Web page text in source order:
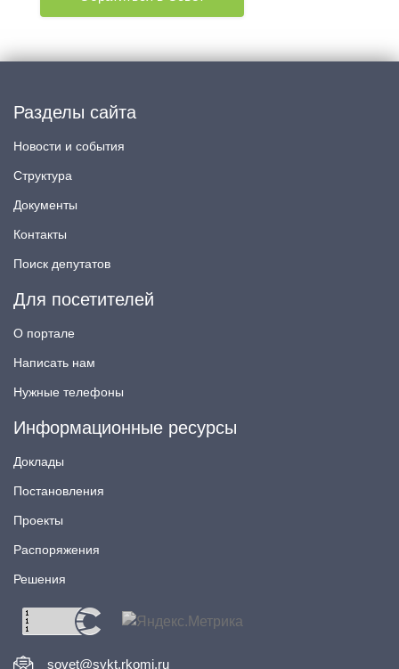
Разделы сайта
Новости и события
Структура
Документы
Контакты
Поиск депутатов
Для посетителей
О портале
Написать нам
Нужные телефоны
Информационные ресурсы
Доклады
Постановления
Проекты
Распоряжения
Решения
sovet@sykt.rkomi.ru